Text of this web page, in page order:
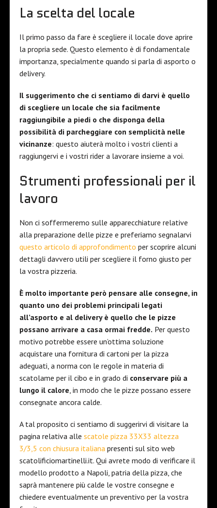
La scelta del locale
Il primo passo da fare è scegliere il locale dove aprire
la propria sede. Questo elemento è di fondamentale
importanza, specialmente quando si parla di asporto o
delivery.
Il suggerimento che ci sentiamo di darvi è quello
di scegliere un locale che sia facilmente
raggiungibile a piedi o che disponga della
possibilità di parcheggiare con semplicità nelle
vicinanze: questo aiuterà molto i vostri clienti a
raggiungervi e i vostri rider a lavorare insieme a voi.
Strumenti professionali per il
lavoro
Non ci soffermeremo sulle apparecchiature relative
alla preparazione delle pizze e preferiamo segnalarvi
questo articolo di approfondimento per scoprire alcuni
dettagli davvero utili per scegliere il forno giusto per
la vostra pizzeria.
È molto importante però pensare alle consegne, in
quanto uno dei problemi principali legati
all’asporto e al delivery è quello che le pizze
possano arrivare a casa ormai fredde. Per questo
motivo potrebbe essere un’ottima soluzione
acquistare una fornitura di cartoni per la pizza
adeguati, a norma con le regole in materia di
scatolame per il cibo e in grado di conservare più a
lungo il calore, in modo che le pizze possano essere
consegnate ancora calde.
A tal proposito ci sentiamo di suggerirvi di visitare la
pagina relativa alle scatole pizza 33X33 altezza
3/3,5 con chiusura italiana presenti sul sito web
scatolificiomartinelli.it. Qui avrete modo di verificare il
modello prodotto a Napoli, patria della pizza, che
saprà mantenere più calde le vostre consegne e
chiedere eventualmente un preventivo per la vostra